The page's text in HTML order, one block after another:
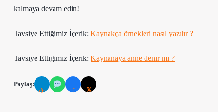
kalmaya devam edin!
Tavsiye Ettiğimiz İçerik: Kaynakça örnekleri nasıl yazılır ?
Tavsiye Ettiğimiz İçerik: Kaynanaya anne denir mi ?
Paylaş:
✈ f 𝕏